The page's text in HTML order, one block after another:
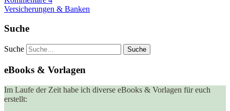
Versicherungen & Banken
Suche
Suche
eBooks & Vorlagen
Im Laufe der Zeit habe ich diverse eBooks & Vorlagen für euch
erstellt: